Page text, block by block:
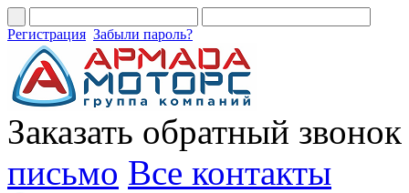
Регистрация Забыли пароль?
Заказать обратный звонок
письмо Все контакты